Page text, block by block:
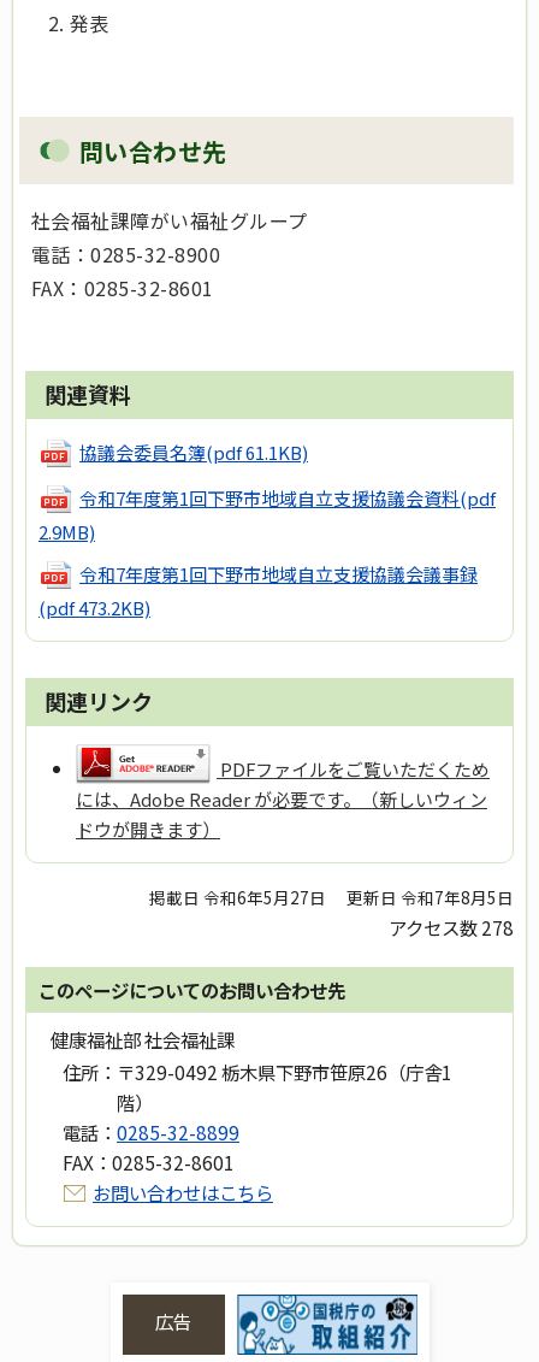
発表
問い合わせ先
社会福祉課障がい福祉グループ
電話：0285-32-8900
FAX：0285-32-8601
関連資料
協議会委員名簿(pdf 61.1KB)
令和7年度第1回下野市地域自立支援協議会資料(pdf
2.9MB)
令和7年度第1回下野市地域自立支援協議会議事録
(pdf 473.2KB)
関連リンク
PDFファイルをご覧いただくため
には、Adobe Reader が必要です。（新しいウィン
ドウが開きます）
掲載日 令和6年5月27日 更新日 令和7年8月5日
アクセス数278
このページについてのお問い合わせ先
健康福祉部 社会福祉課
住所： 〒329-0492 栃木県下野市笹原26（庁舎1
階）
電話： 0285-32-8899
FAX： 0285-32-8601
お問い合わせはこちら
広告